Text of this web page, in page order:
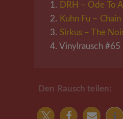
1.
DRH – Ode To
2. Kuhn Fu –
3. Sirkus – The
4. Vinylrausch #65
Den Rausch teilen: